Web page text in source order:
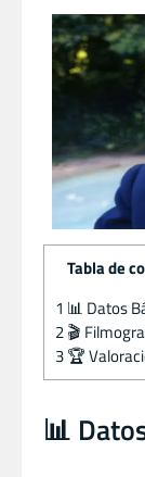
Tabla de
1 📊 Datos
2🎬
3🏆
📊